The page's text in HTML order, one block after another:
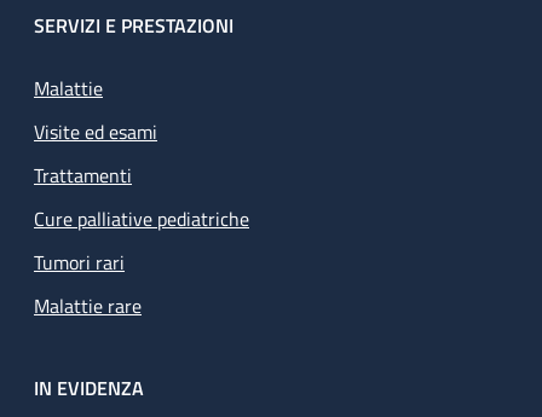
SERVIZI E PRESTAZIONI
Malattie
Visite ed esami
Trattamenti
Cure palliative pediatriche
Tumori rari
Malattie rare
IN EVIDENZA